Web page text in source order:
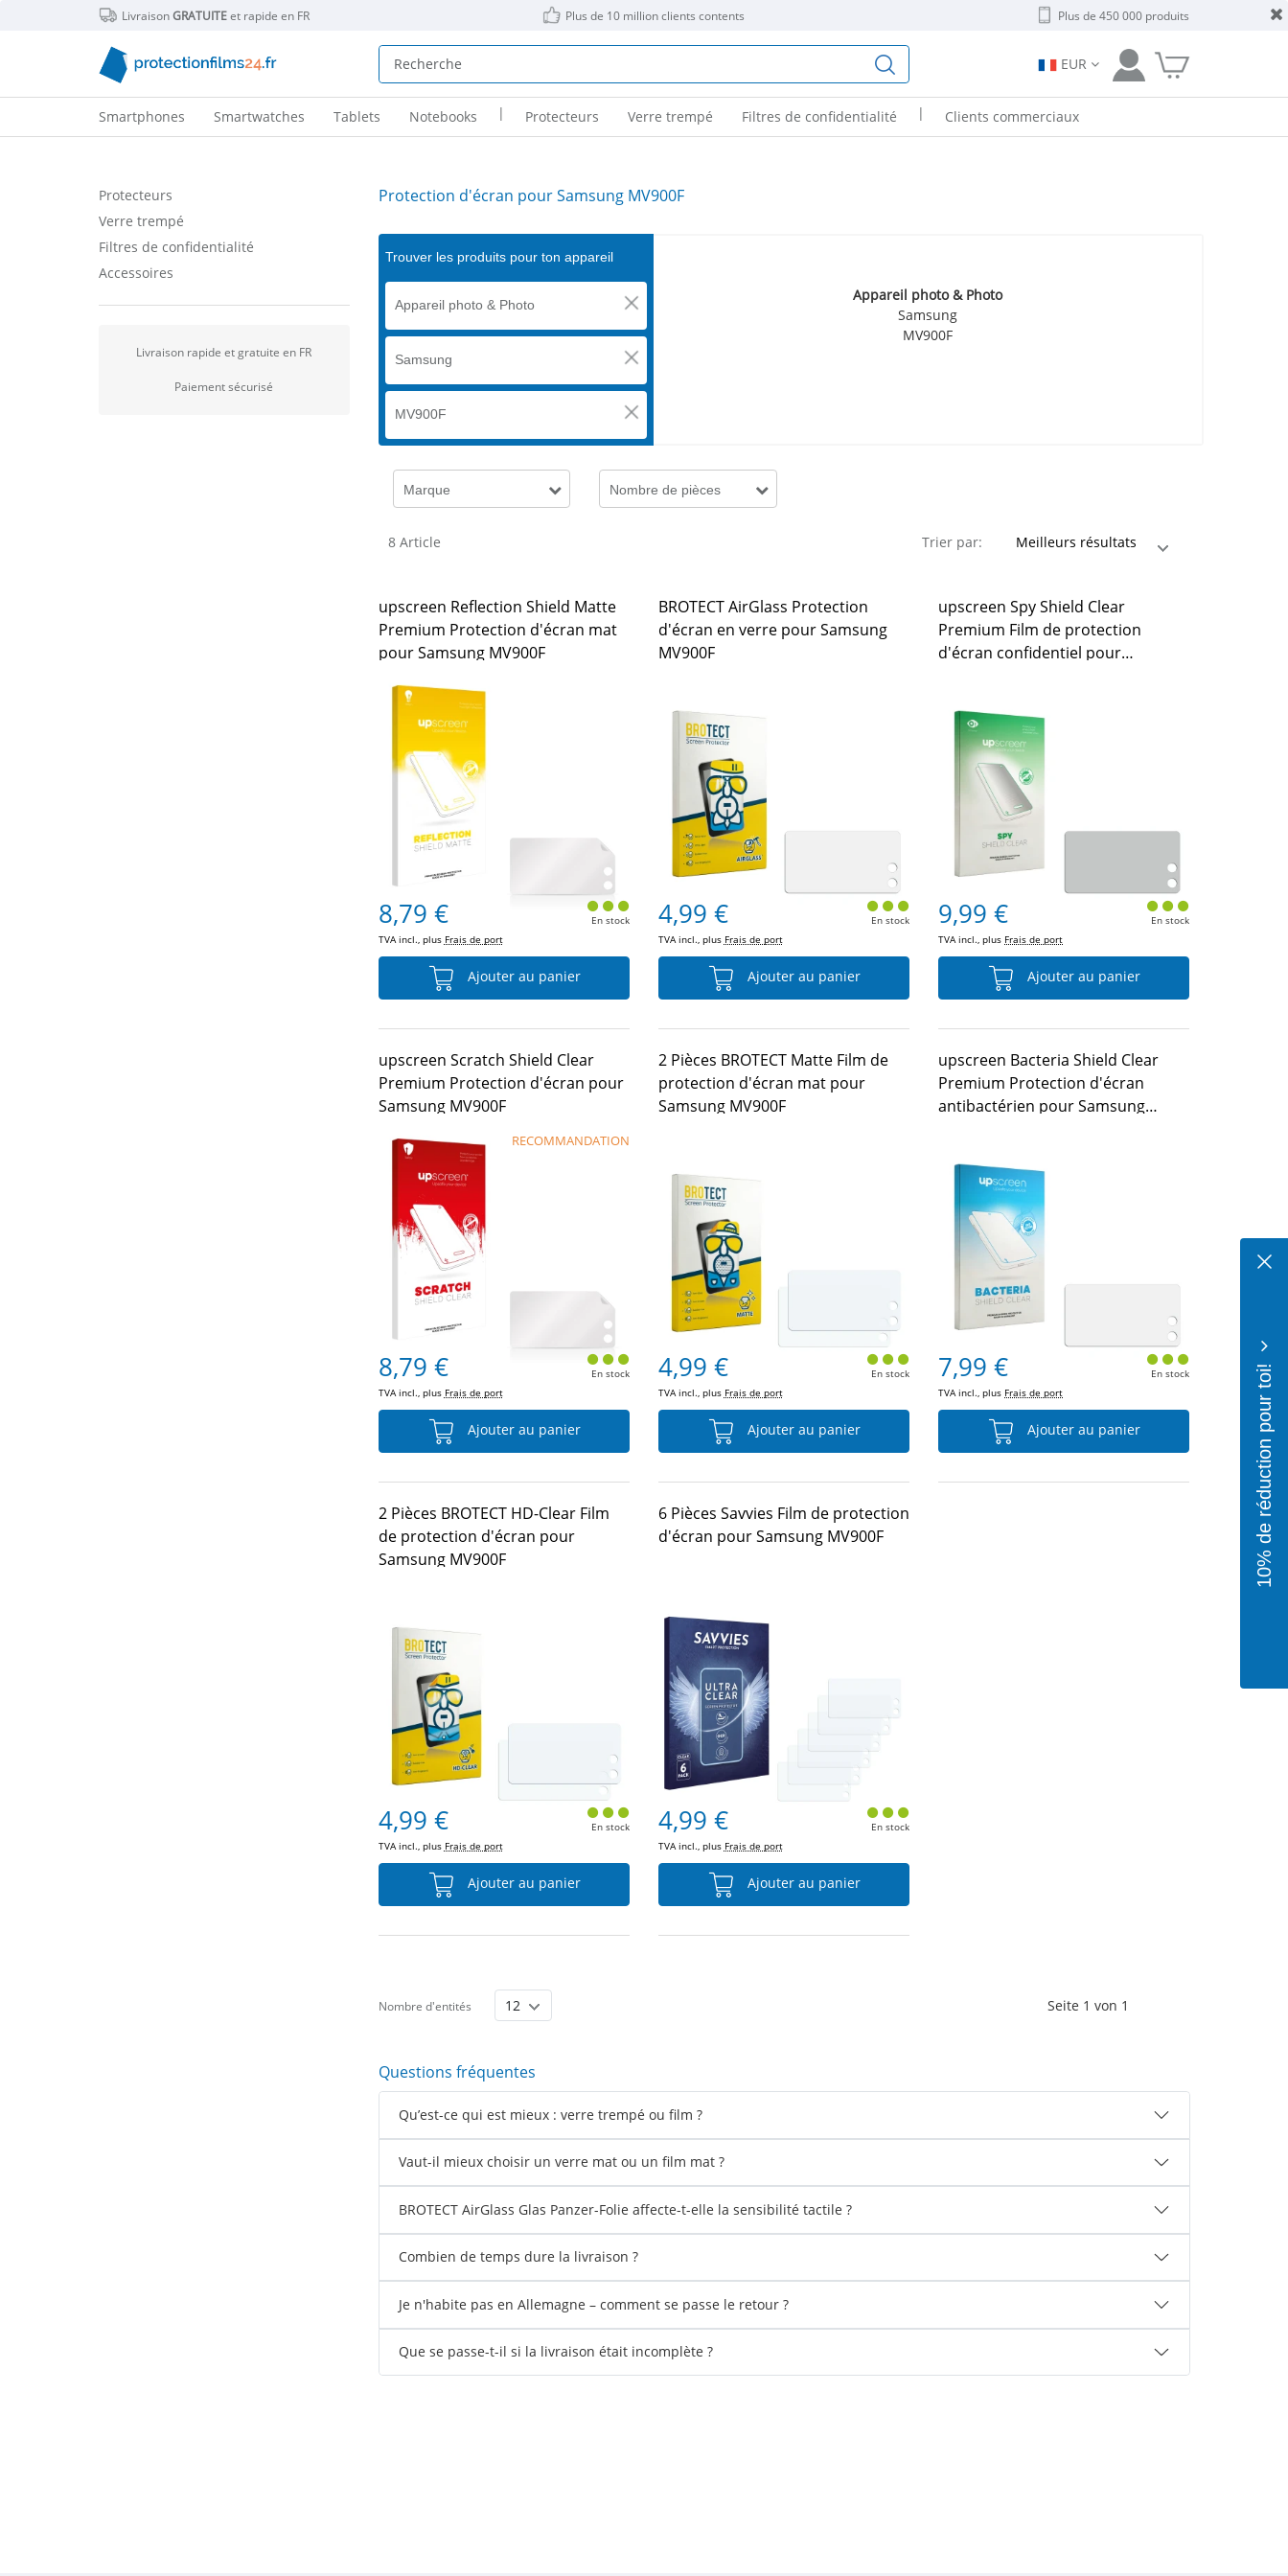
LivraisonGRATUITEet rapide en FR Plus de 10 million clients contents Plus de 450 000 produits
EUR
Smartphones Smartwatches Tablets Notebooks | Protecteurs Verre trempé Filtres de confidentialité | Clients commerciaux
Protecteurs
Verre trempé
Filtres de confidentialité
Accessoires
Livraison rapide et gratuite en FR
Paiement sécurisé
Protection d'écran pour Samsung MV900F
Trouver les produits pour ton appareil
Appareil photo & Photo
Samsung
MV900F
Appareil photo & Photo
Samsung
MV900F
Marque Nombre de pièces
8 Article Trier par:
upscreen Reflection Shield Matte
Premium Protection d'écran mat
pour Samsung MV900F
8,79 €
TVA incl., plus Frais de port
En stock
Ajouter au panier
BROTECT AirGlass Protection
d'écran en verre pour Samsung
MV900F
4,99 €
TVA incl., plus Frais de port
En stock
Ajouter au panier
upscreen Spy Shield Clear
Premium Film de protection
d'écran confidentiel pour
9,99 €
TVA incl., plus Frais de port
En stock
Ajouter au panier
upscreen Scratch Shield Clear
Premium Protection d'écran pour
Samsung MV900F
RECOMMANDATION
8,79 €
TVA incl., plus Frais de port
En stock
Ajouter au panier
2 Pièces BROTECT Matte Film de
protection d'écran mat pour
Samsung MV900F
4,99 €
TVA incl., plus Frais de port
En stock
Ajouter au panier
upscreen Bacteria Shield Clear
Premium Protection d'écran
antibactérien pour Samsung
7,99 €
TVA incl., plus Frais de port
En stock
Ajouter au panier
2 Pièces BROTECT HD-Clear Film
de protection d'écran pour
Samsung MV900F
4,99 €
TVA incl., plus Frais de port
En stock
Ajouter au panier
6 Pièces Savvies Film de protection
d'écran pour Samsung MV900F
4,99 €
TVA incl., plus Frais de port
En stock
Ajouter au panier
Nombre d'entités Seite 1 von 1
Questions fréquentes
Qu’est-ce qui est mieux : verre trempé ou film ?
Vaut-il mieux choisir un verre mat ou un film mat ?
BROTECT AirGlass Glas Panzer-Folie affecte-t-elle la sensibilité tactile ?
Combien de temps dure la livraison ?
Je n'habite pas en Allemagne – comment se passe le retour ?
Que se passe-t-il si la livraison était incomplète ?
10% de réduction pour toi!